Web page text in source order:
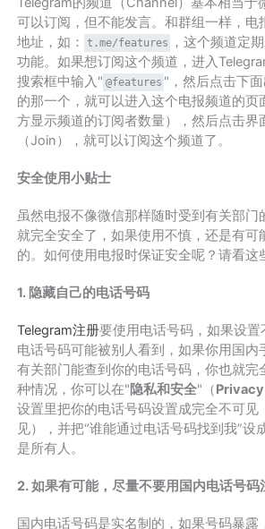
可以订阅，但不能发言。和群组一样，电
地址，如： t.me/features ，这个频道定
功能。如果想订阅这个频道，进入
搜索框中输入" @features "，然后点击下
的那一个，就可以进入这个电报频道的页
方显示频道的订阅者数量），然后点击界
（Join），就可以订阅这个频道了。
安全使用小贴士
虽然电报不像微信那样随时受到有关部门
就完全安全了，如果使用不慎，还是有可
的。如何使用电报时保证安全呢？请看这
1. 隐藏自己的电话号码
Telegram注册要使用电话号码，如果设
电话号码可能被别人看到，如果你用国内
有关部门能查到你的电话号码，你也就完
种情况，你可以在"隐私和安全"（
设置里把你的电话号码设置成完全不可见
见），并把“谁能通过电话号码找到我”设
是所有人。
2. 如果有可能，尽量不要用国内电话号
国内电话号码是实名制的，如果号码暴露